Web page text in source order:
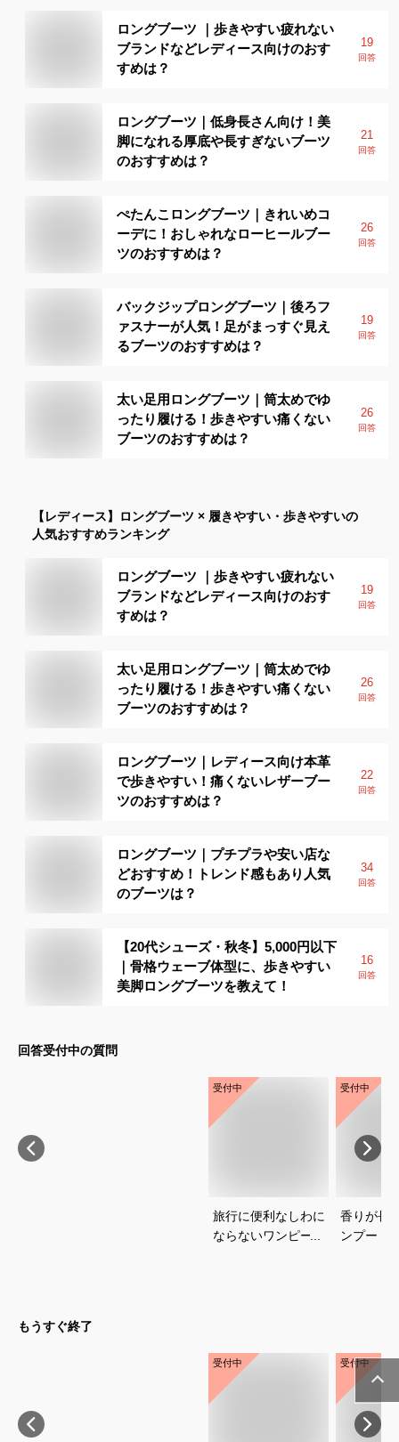
ロングブーツ ｜歩きやすい疲れない
ブランドなどレディース向けのおす
すめは？
19
回答
ロングブーツ｜低身長さん向け！美
脚になれる厚底や長すぎないブーツ
のおすすめは？
21
回答
ぺたんこロングブーツ｜きれいめコ
ーデに！おしゃれなローヒールブー
ツのおすすめは？
26
回答
バックジップロングブーツ｜後ろフ
ァスナーが人気！足がまっすぐ見え
るブーツのおすすめは？
19
回答
太い足用ロングブーツ｜筒太めでゆ
ったり履ける！歩きやすい痛くない
ブーツのおすすめは？
26
回答
【レディース】 ロングブーツ × 履きやすい・歩きやすいの
人気おすすめランキング
ロングブーツ ｜歩きやすい疲れない
ブランドなどレディース向けのおす
すめは？
19
回答
太い足用ロングブーツ｜筒太めでゆ
ったり履ける！歩きやすい痛くない
ブーツのおすすめは？
26
回答
ロングブーツ｜レディース向け本革
で歩きやすい！痛くないレザーブー
ツのおすすめは？
22
回答
ロングブーツ｜プチプラや安い店な
どおすすめ！トレンド感もあり人気
のブーツは？
34
回答
【20代シューズ・秋冬】5,000円以下
｜骨格ウェーブ体型に、歩きやすい
美脚ロングブーツを教えて！
16
回答
回答受付中の質問
受付中
旅行に便利なしわに
ならないワンピース
受付中
香りが長
ンプー｜
もうすぐ終了
受付中 受付中